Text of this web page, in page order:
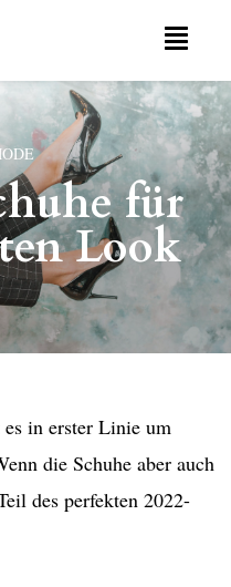
für
Look
in erster Linie um
die Schuhe aber auch
des perfekten 2022-